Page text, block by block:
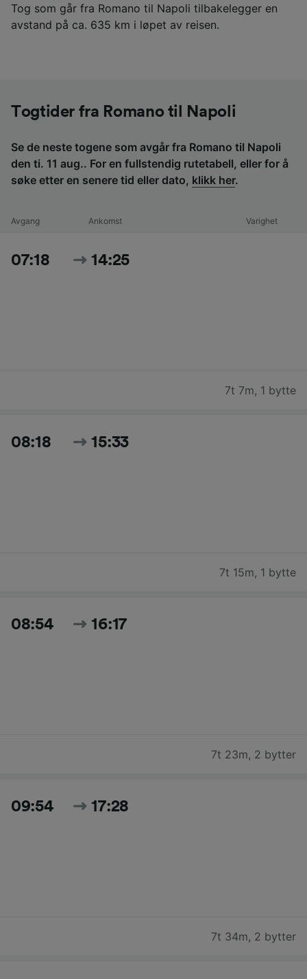
Tog som går fra Romano til Napoli tilbakelegger en
avstand på ca. 635 km i løpet av reisen.
Togtider fra Romano til Napoli
Se de neste togene som avgår fra Romano til Napoli
den ti. 11 aug.. For en fullstendig rutetabell, eller for å
søke etter en senere tid eller dato, klikk her.
Avgang Ankomst Varighet
07:18 14:25
7t 7m, 1 bytte
08:18 15:33
7t 15m, 1 bytte
08:54 16:17
7t 23m, 2 bytter
09:54 17:28
7t 34m, 2 bytter